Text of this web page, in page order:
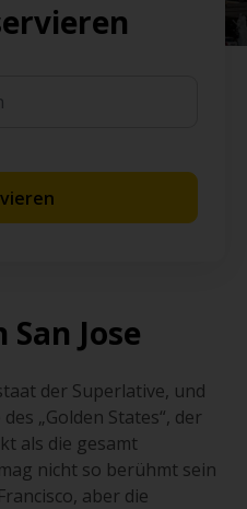
Jose
der Superlative, und
„Golden States“, der
als die gesamt
nicht so berühmt sein
aber die